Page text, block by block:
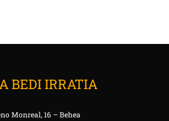
BEDI IRRATIA
Monreal, 16 – Behea